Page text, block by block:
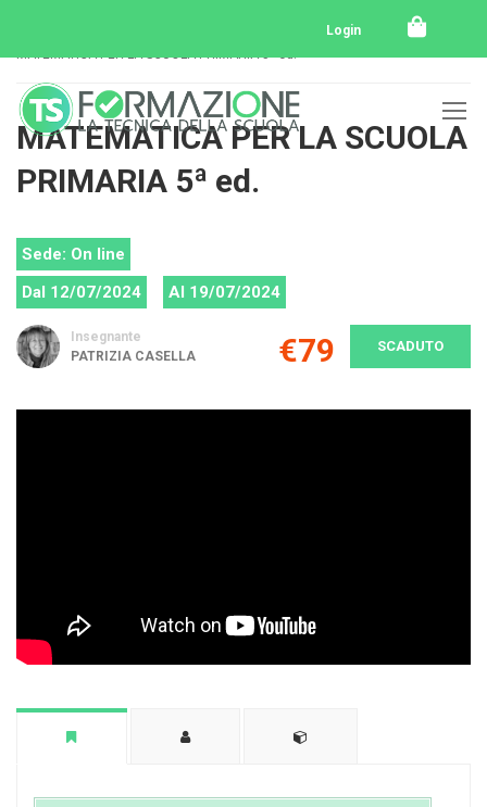
Login
MATEMATICA PER LA SCUOLA PRIMARIA 5ª ed.
MATEMATICA PER LA SCUOLA
PRIMARIA 5ª ed.
Sede: On line
Dal 12/07/2024
Al 19/07/2024
Insegnante
PATRIZIA CASELLA
€79 SCADUTO